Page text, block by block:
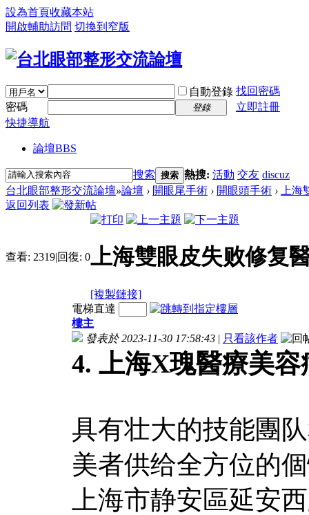
設為首頁收藏本站
開啟輔助訪問 切換到窄版
自動登錄 找回密碼
密碼
登錄
立即註冊
快捷導航
論壇BBS
搜索 搜索 熱搜: 活動 交友 discuz
台北眼部整形交流論壇»論壇 › 開眼尾手術 › 開眼頭手術 ›
上
返回列表
查看: 2319|回復: 0上海雙眼皮失败修复
[複製鏈接]
電梯直達
樓主
發表於 2023-11-30 17:58:43 | 只看該作者
4. 上海X瑰醫療美容
具有壮大的技能團
美者供给全方位的
上海市静安區延安